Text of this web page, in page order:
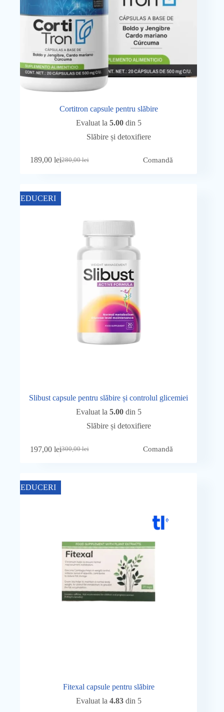
Cortitron capsule pentru slăbire
Evaluat la 5.00din 5
Slăbire și detoxifiere
280,00lei
Prețul
fost:
189,00 leiPrețul
189,00 lei.
Comandă
REDUCERI
Slibust capsule pentru slăbire și controlul glicemiei
Evaluat la 5.00din 5
Slăbire și detoxifiere
300,00lei
Prețul
fost:
197,00 leiPrețul
197,00 lei.
Comandă
REDUCERI
Fitexal capsule pentru slăbire
Evaluat la 4.83din 5